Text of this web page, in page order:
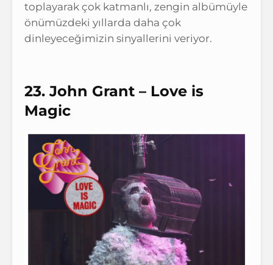
toplayarak çok katmanlı, zengin albümüyle
önümüzdeki yıllarda daha çok
dinleyeceğimizin sinyallerini veriyor.
23. John Grant – Love is
Magic